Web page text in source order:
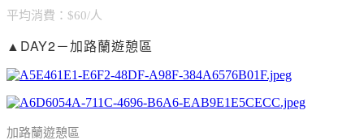
平均消費：$60/人
▲DAY2－加路蘭遊憩區
加路蘭遊憩區